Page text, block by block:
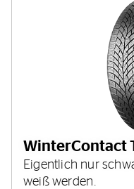
WinterContact
Eigentlich nur
weiß werden.